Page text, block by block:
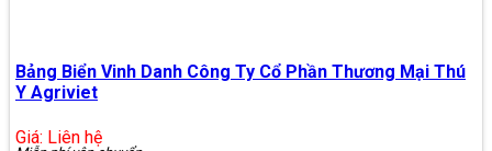
Bảng Biển Vinh Danh Công Ty Cổ Phần Thương Mại Thú
Y Agriviet
Giá: Liên hệ